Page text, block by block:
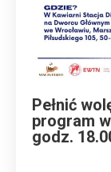
Pełnić
program
godz.